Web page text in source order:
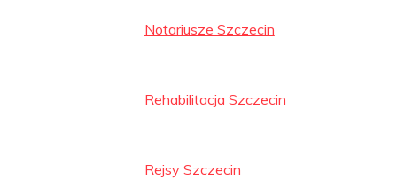
Notariusze Szczecin
Rehabilitacja Szczecin
Rejsy Szczecin